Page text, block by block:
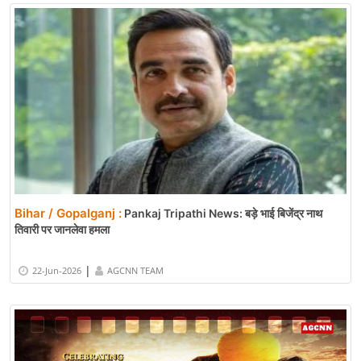
Bihar / Gopalganj : Pankaj Tripathi News: बड़े भाई बिजेंद्र नाथ
तिवारी पर जानलेवा हमला
22-Jun-2026 | AGCNN TEAM